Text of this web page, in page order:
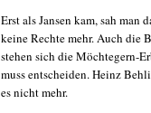
Erst als Jansen kam, sah man
keine Rechte mehr. Auch die
stehen sich die Möchtegern-
muss entscheiden. Heinz
es nicht mehr.